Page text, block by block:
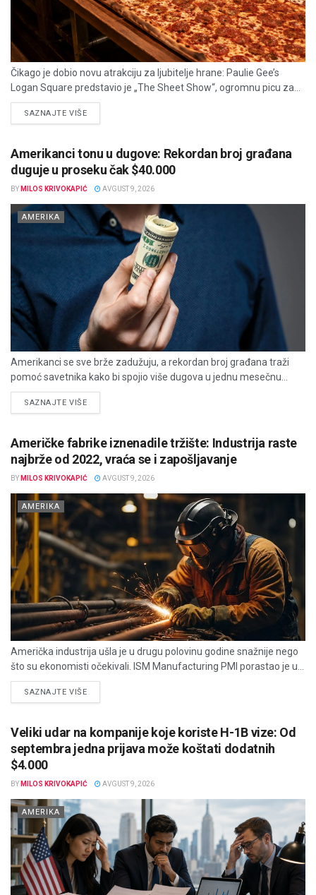
Čikago je dobio novu atrakciju za ljubitelje hrane: Paulie Gee’s
Logan Square predstavio je „The Sheet Show“, ogromnu picu za...
SAZNAJTE VIŠEDETAILS
Amerikanci tonu u dugove: Rekordan broj građana
duguje u proseku čak $40.000
BY MILOS KRIVOKAPIĆ AVGUST 9, 2026
AMERIKA
Amerikanci se sve brže zadužuju, a rekordan broj građana traži
pomoć savetnika kako bi spojio više dugova u jednu mesečnu...
SAZNAJTE VIŠEDETAILS
Američke fabrike iznenadile tržište: Industrija raste
najbrže od 2022, vraća se i zapošljavanje
BY MILOS KRIVOKAPIĆ AVGUST 9, 2026
AMERIKA
Američka industrija ušla je u drugu polovinu godine snažnije nego
što su ekonomisti očekivali. ISM Manufacturing PMI porastao je u...
SAZNAJTE VIŠEDETAILS
Veliki udar na kompanije koje koriste H-1B vize: Od
septembra jedna prijava može koštati dodatnih
$4.000
BY MILOS KRIVOKAPIĆ AVGUST 9, 2026
AMERIKA